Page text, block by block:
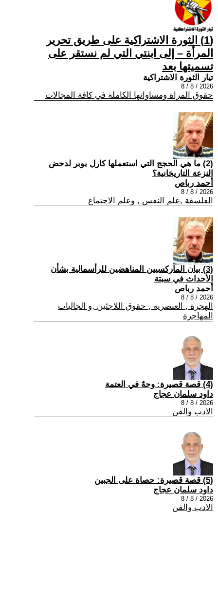
(1) الثورة الاشتراكية على طريق تحرير
المرأة – إلى ابنتي التي لم نستقر على
تسميتها بعد
تيار الثورة الاشتراكية
2026 / 8 / 8
حقوق المراة ومساواتها الكاملة في كافة المجالات
(2) ما هي الحجج التي استعملها كارل بوبر لدحض
النزعة التاريخانية؟
أحمد رباص
2026 / 8 / 8
الفلسفة ,علم النفس , وعلم الاجتماع
(3) بيان الماركسيين المناهضين للرأسمالية بشأن
الأحداث في سبتة
أحمد رباص
2026 / 8 / 8
الهجرة , العنصرية , حقوق اللاجئين ,و الجاليات
المهاجرة
(4) قصة قصيرة: وجهٌ في العتمة
داود سلمان عجاج
2026 / 8 / 8
الادب والفن
(5) قصة قصيرة: حصاة على الجبين
داود سلمان عجاج
2026 / 8 / 8
الادب والفن